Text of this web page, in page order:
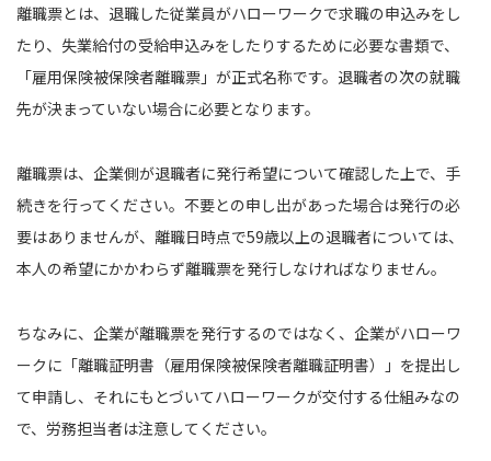
離職票とは、退職した従業員がハローワークで求職の申込みをし
たり、失業給付の受給申込みをしたりするために必要な書類で、
「雇用保険被保険者離職票」が正式名称です。退職者の次の就職
先が決まっていない場合に必要となります。
離職票は、企業側が退職者に発行希望について確認した上で、手
続きを行ってください。不要との申し出があった場合は発行の必
要はありませんが、離職日時点で59歳以上の退職者については、
本人の希望にかかわらず離職票を発行しなければなりません。
ちなみに、企業が離職票を発行するのではなく、企業がハローワ
ークに「離職証明書（雇用保険被保険者離職証明書）」を提出し
て申請し、それにもとづいてハローワークが交付する仕組みなの
で、労務担当者は注意してください。